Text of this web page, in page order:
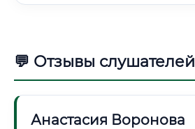
💬 Отзывы слушателей
Анастасия Воронова